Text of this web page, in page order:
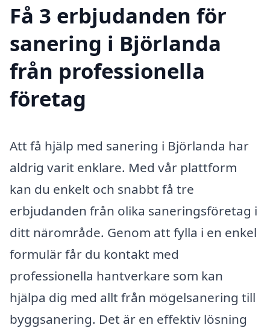
Få 3 erbjudanden för
sanering i Björlanda
från professionella
företag
Att få hjälp med sanering i Björlanda har
aldrig varit enklare. Med vår plattform
kan du enkelt och snabbt få tre
erbjudanden från olika saneringsföretag i
ditt närområde. Genom att fylla i en enkel
formulär får du kontakt med
professionella hantverkare som kan
hjälpa dig med allt från mögelsanering till
byggsanering. Det är en effektiv lösning